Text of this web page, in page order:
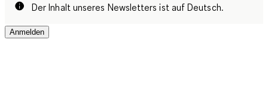
Der Inhalt unseres Newsletters ist auf Deutsch.
Anmelden